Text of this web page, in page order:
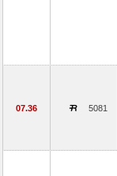
07.36 5081